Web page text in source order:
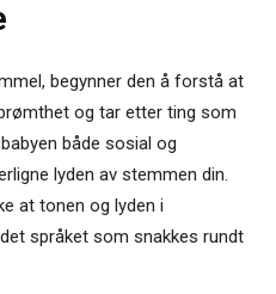
begynner den å forstå at
og tar etter ting som
både sosial og
lyden av stemmen din.
at tonen og lyden i
språket som snakkes rundt